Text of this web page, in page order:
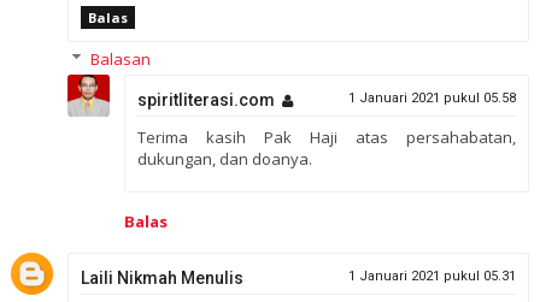
Balas
Balasan
spiritliterasi.com 1 Januari 2021 pukul 05.58
Terima kasih Pak Haji atas persahabatan,
dukungan, dan doanya.
Balas
Laili Nikmah Menulis 1 Januari 2021 pukul 05.31